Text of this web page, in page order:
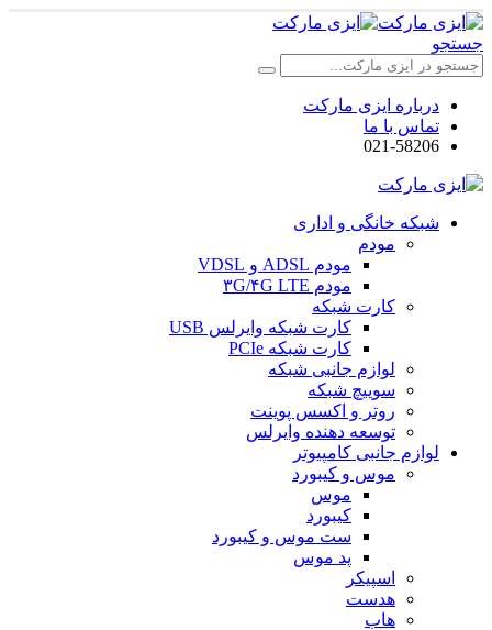
جستجو
درباره ایزی مارکت
تماس با ما
021-58206
شبکه خانگی و اداری
مودم
مودم ADSL و VDSL
مودم ۳G/۴G LTE
کارت شبکه
کارت شبکه وایرلس USB
کارت شبکه PCIe
لوازم جانبی شبکه
سوییچ شبکه
روتر و اکسس پوینت
توسعه دهنده وایرلس
لوازم جانبی کامپیوتر
موس و کیبورد
موس
کیبورد
ست موس و کیبورد
پد موس
اسپیکر
هدست
هاب